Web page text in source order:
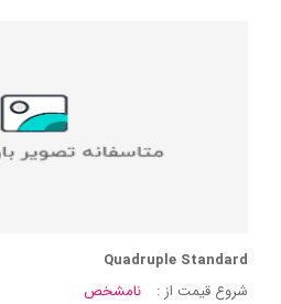
Quadruple Standard
شروع قیمت از :
نامشخص